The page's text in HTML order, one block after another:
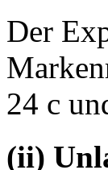
Der
24 c
(ii)